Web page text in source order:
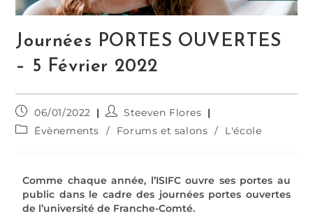
Journées PORTES OUVERTES
– 5 Février 2022
06/01/2022
Steeven Flores
Évènements
/ Forums et salons / L'école
Comme chaque année, l’ISIFC ouvre ses portes au
public dans le cadre des journées portes ouvertes
de l’université de Franche-Comté.